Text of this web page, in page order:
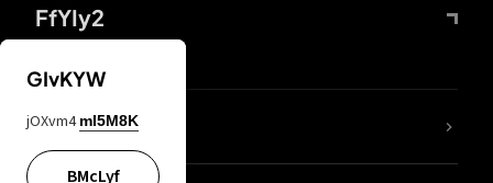
FfYIy2
DDcvSo
GIvKYW
jOXvm4 mI5M8K
BMcLyf